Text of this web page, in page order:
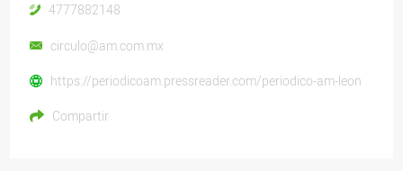
4777882148
circulo@am.com.mx
https://periodicoam.pressreader.com/periodico-am-leon
Compartir